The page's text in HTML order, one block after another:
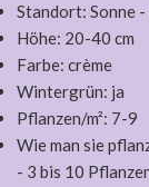
Standort: Sonne
Höhe: 20-40 cm
Farbe: crème
Wintergrün: ja
Pflanzen/m²: 7-9
Wie man sie
- 3 bis 10